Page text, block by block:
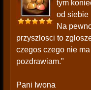
tym
od siebie
Na
przyszlosci to
czegos czego nie
pozdrawiam."
Pani Iwona